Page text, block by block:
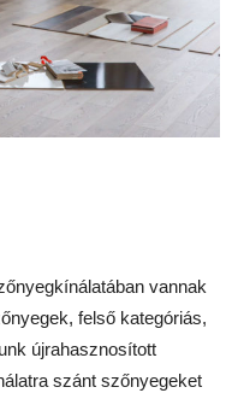
vannak
felső kategóriás,
újrahasznosított
szánt szőnyegeket